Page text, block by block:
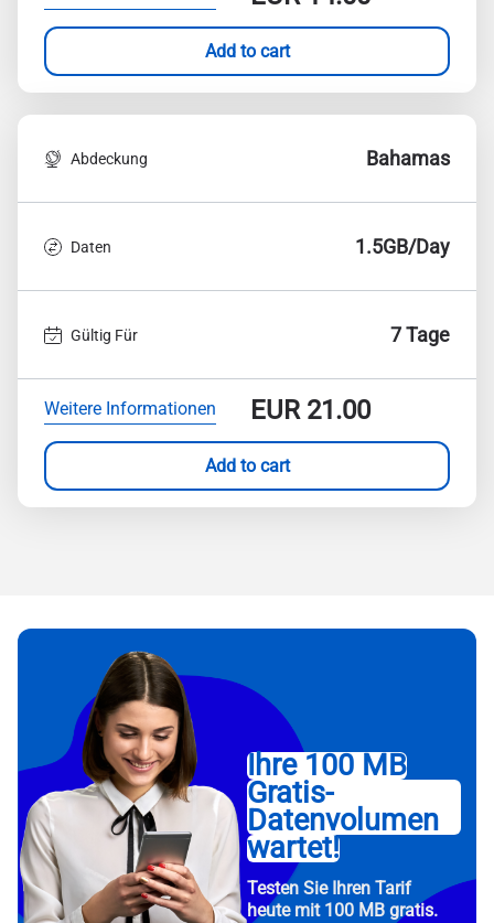
Add to cart
Abdeckung Bahamas
Daten 1.5GB/Day
Gültig Für 7 Tage
Weitere Informationen EUR21.00
Add to cart
Ihre 100 MB
Gratis-
Datenvolumen
wartet!
Testen Sie Ihren Tarif
heute mit 100 MB gratis.